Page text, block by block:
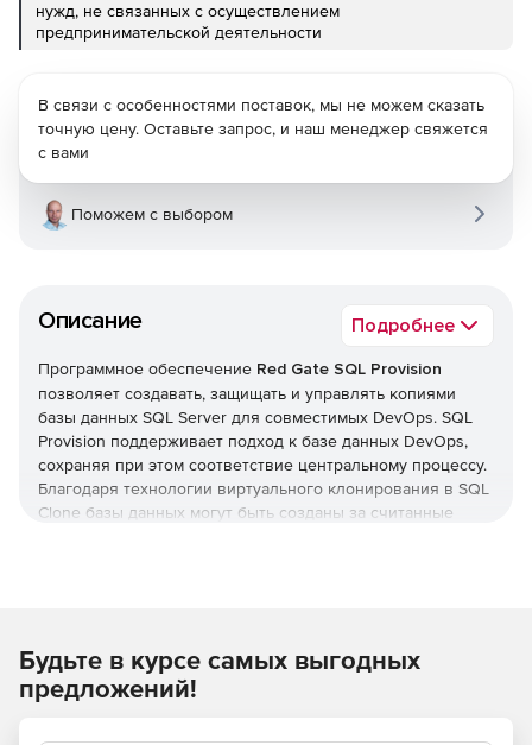
нужд, не связанных с осуществлением
предпринимательской деятельности
Описание Подробнее
Программное обеспечение Red Gate SQL Provision
позволяет создавать, защищать и управлять копиями
базы данных SQL Server для совместимых DevOps. SQL
Provision поддерживает подход к базе данных DevOps,
сохраняя при этом соответствие центральному процессу.
Благодаря технологии виртуального клонирования в SQL
Clone базы данных могут быть созданы за считанные
использованием Data Masker , чтобы обеспечить защиту
данных при перемещении между средами.
В связи с особенностями поставок, мы не можем сказать
точную цену. Оставьте запрос, и наш менеджер свяжется
с вами
Поможем с выбором
Будьте в курсе самых выгодных
предложений!